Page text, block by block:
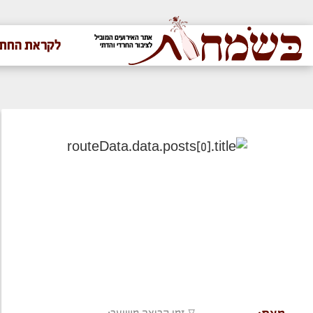
אתר האירועים המוביל
לציבור החרדי והדתי
לקראת